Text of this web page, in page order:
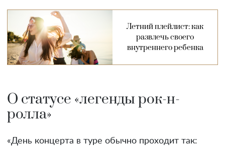
Летний плейлист: как
развлечь своего
внутреннего ребенка
О статусе «легенды рок-н-
ролла»
«День концерта в туре обычно проходит так: